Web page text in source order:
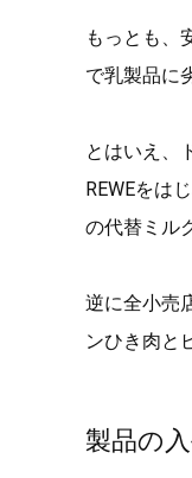
もっとも、
で乳製品に
とはいえ、
REWEをは
の代替ミル
逆に全小売
ンひき肉と
製品の